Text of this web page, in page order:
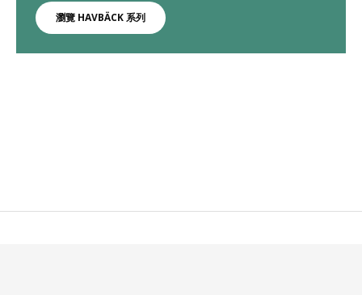
瀏覽 HAVBÄCK 系列